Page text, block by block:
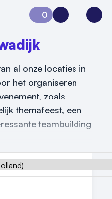
0
Aanvraag 0Inloggen
al onze locaties in
het organiseren
zoals
themafeest, een
teambuilding